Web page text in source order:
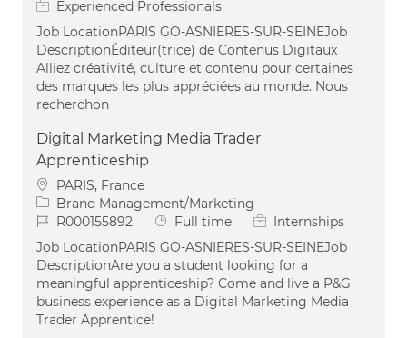
Experienced Professionals
Job LocationPARIS GO-ASNIERES-SUR-SEINEJob
DescriptionÉditeur(trice) de Contenus Digitaux
Alliez créativité, culture et contenu pour certaines
des marques les plus appréciées au monde. Nous
recherchon
Digital Marketing Media Trader
Apprenticeship
Location
PARIS, France
Category
Brand Management/Marketing
Job IdR000155892 Job Type
Full time
Internships
Job LocationPARIS GO-ASNIERES-SUR-SEINEJob
DescriptionAre you a student looking for a
meaningful apprenticeship? Come and live a P&G
business experience as a Digital Marketing Media
Trader Apprentice!